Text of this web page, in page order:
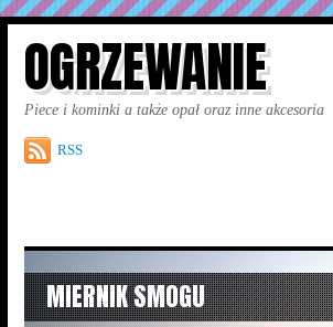
OGRZEWANIE
Piece i kominki a także opał oraz inne akcesoria
RSS
MIERNIK SMOGU